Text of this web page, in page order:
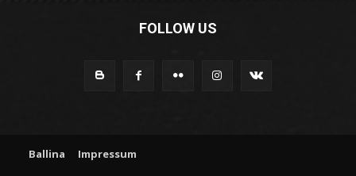
FOLLOW US
Ballina Impressum